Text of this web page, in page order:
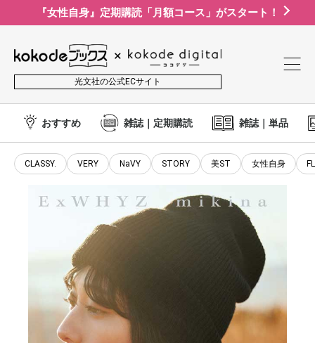
『女性自身』定期購読「月額コース」がスタート！
光文社の公式ECサイト
おすすめ 雑誌｜定期購読 雑誌｜単品
CLASSY. VERY NaVY STORY 美ST 女性自身